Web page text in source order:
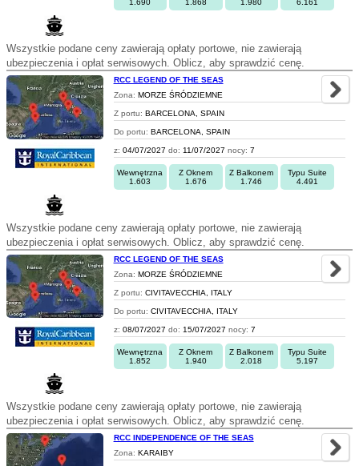
1.690 1.868 1.980 6.161
Wszystkie podane ceny zawierają opłaty portowe, nie zawierają
ubezpieczenia i opłat serwisowych. Oblicz, aby sprawdzić cenę.
RCC LEGEND OF THE SEAS
Zona: MORZE ŚRÓDZIEMNE
Z portu: BARCELONA, SPAIN
Do portu: BARCELONA, SPAIN
z: 04/07/2027 do: 11/07/2027 nocy: 7
Wewnętrzna
1.603
Z Oknem
1.676
Z Balkonem
1.746
Typu Suite
4.491
Wszystkie podane ceny zawierają opłaty portowe, nie zawierają
ubezpieczenia i opłat serwisowych. Oblicz, aby sprawdzić cenę.
RCC LEGEND OF THE SEAS
Zona: MORZE ŚRÓDZIEMNE
Z portu: CIVITAVECCHIA, ITALY
Do portu: CIVITAVECCHIA, ITALY
z: 08/07/2027 do: 15/07/2027 nocy: 7
Wewnętrzna
1.852
Z Oknem
1.940
Z Balkonem
2.018
Typu Suite
5.197
Wszystkie podane ceny zawierają opłaty portowe, nie zawierają
ubezpieczenia i opłat serwisowych. Oblicz, aby sprawdzić cenę.
RCC INDEPENDENCE OF THE SEAS
Zona: KARAIBY